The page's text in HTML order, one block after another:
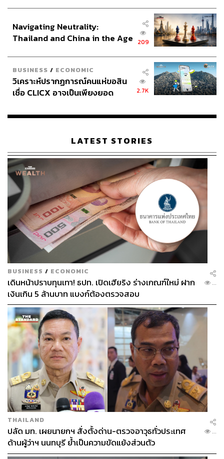
ไทยยังเผชิญปัญหาหนี้ครัวเรือนระดับสูง ต่างจากเวียดนามที่
มีภาระหนี้ต่ำกว่าและยังมีกำลังซื้อภายในประเทศสูง ที่สำคัญ
คือนโยบายรัฐด้านการปฏิรูปประเทศชัดเจนของ โต เลิม ที่มุ่ง
“หากไทยไม่เร่งปรับโครงสร้างเศรษฐกิจและกฎหมายให้เอื้อ
ต่อการลงทุนเหมือนเวียดนาม ในอนาคตอันใกล้ GDP ของ
50 ปี ความสัมพันธ์ทางการทูต
อนุทิน ชาญวีรกูล นายกรัฐมนตรีและรัฐมนตรีว่าการ
กระทรวงมหาดไทย ได้ร่วมกล่าวปาฐกถาพิเศษ ว่า ปีนี้เป็นปีที่
พิเศษสำหรับประเทศไทย และสาธารณรัฐสังคมนิยม
เวียดนาม เนื่องจากเป็นวาระครบรอบ 50 ปี ความสัมพันธ์
ทางการทูตไทย-เวียดนาม
โดยตลอดครึ่งศตวรรษที่ผ่านมา ความสัมพันธ์ได้เติบโตจาก
มิตรภาพไปสู่ความเป็น ‘หุ้นส่วนทางยุทธศาสตร์’ ซึ่งมีความ
สำคัญยิ่งต่ออนาคตของประชาชน ของประเทศ และของ
ภูมิภาค
Navigating Neutrality:
Thailand and China in the Age
209
BUSINESS / ECONOMIC
วิเคราะห์ปรากฏการณ์คนแห่ขอสิน
เชื่อ CLICX อาจเป็นเพียงยอด
เรือนไทยที่ถูกซุกไว้
2.7K
LATEST STORIES
BUSINESS / ECONOMIC
เดินหน้าปราบทุนเทา! ธปท. เปิดเฮียริง ร่างเกณฑ์ใหม่ ฝาก
เงินเกิน 5 ล้านบาท แบงก์ต้องตรวจสอบ
...
THAILAND
ปลัด มท. เผยนายกฯ สั่งตั้งด่าน-ตรวจอาวุธทั่วประเทศ
ด้านผู้ว่าฯ นนทบุรี ย้ำเป็นความขัดแย้งส่วนตัว
...